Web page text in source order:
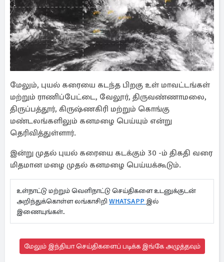
மேலும், புயல் கரையை கடந்த பிறகு உள் மாவட்டங்கள்
மற்றும் ராணிப்பேட்டை, வேலூர், திருவண்ணாமலை,
திருப்பத்தூர், கிருஷ்ணகிரி மற்றும் கொங்கு
மண்டலங்களிலும் கனமழை பெய்யும் என்று
தெரிவித்துள்ளார்.
இன்று முதல் புயல் கரையை கடக்கும் 30 -ம் திகதி வரை
மிதமான மழை முதல் கனமழை பெய்யக்கூடும்.
உள்நாட்டு மற்றும் வெளிநாட்டு செய்திகளை உடனுக்குடன்
அறிந்துக்கொள்ள லங்காசிறி WHATSAPP இல்
இணையுங்கள்.
மேலும் இந்தியா செய்திகளைப் படிக்க இங்கே அழுத்தவும்